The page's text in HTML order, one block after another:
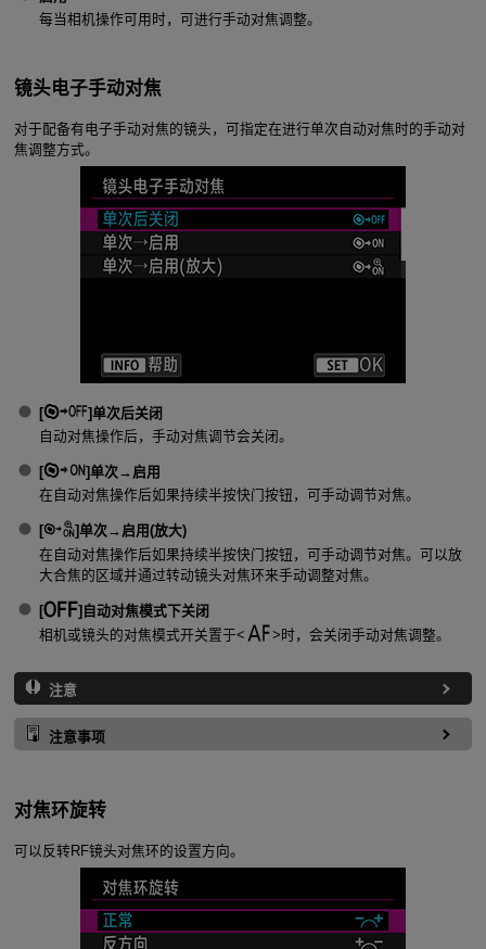
每当相机操作可用时，可进行手动对焦调整。
镜头电子手动对焦
对于配备有电子手动对焦的镜头，可指定在进行单次自动对焦时的手动对
焦调整方式。
[ ]单次后关闭
自动对焦操作后，手动对焦调节会关闭。
[ ]单次→启用
在自动对焦操作后如果持续半按快门按钮，可手动调节对焦。
[ ]单次→启用(放大)
在自动对焦操作后如果持续半按快门按钮，可手动调节对焦。可以放
大合焦的区域并通过转动镜头对焦环来手动调整对焦。
[ ]自动对焦模式下关闭
相机或镜头的对焦模式开关置于
时，会关闭手动对焦调整。
注意
注意事项
对焦环旋转
可以反转RF镜头对焦环的设置方向。